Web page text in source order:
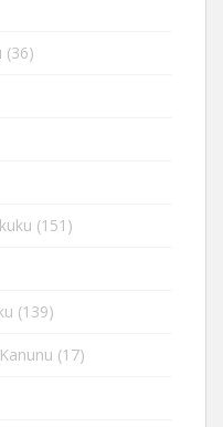
(36)
(151)
(139)
(17)